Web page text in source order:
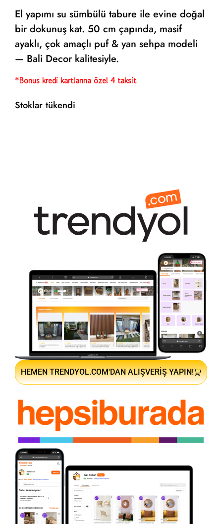
El yapımı su sümbülü tabure ile evine doğal
bir dokunuş kat. 50 cm çapında, masif
ayaklı, çok amaçlı puf & yan sehpa modeli
— Bali Decor kalitesiyle.
*Bonus kredi kartlarına özel 4 taksit
Stoklar tükendi
HEMEN TRENDYOL.COM'DAN ALIŞVERIŞ YAPIN!